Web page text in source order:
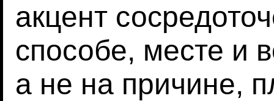
акцент
способе, месте и
а не на причине,